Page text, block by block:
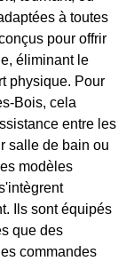
à toutes
pour offrir
éliminant le
physique. Pour
Bois, cela
entre les
salle de bain ou
modèles
Ils sont équipés
que des
commandes